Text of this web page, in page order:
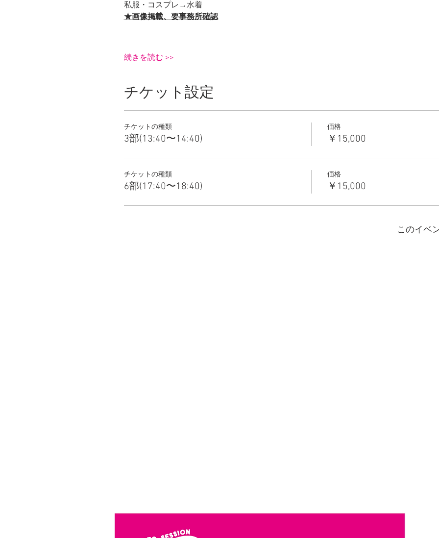
私服・コスプレ→水着
★画像掲載、要事務所確認
続きを読む >>
チケット設定
チケットの種類
3部(13:40〜14:40)
価格
￥15,000
チケットの種類
6部(17:40〜18:40)
価格
￥15,000
このイベ